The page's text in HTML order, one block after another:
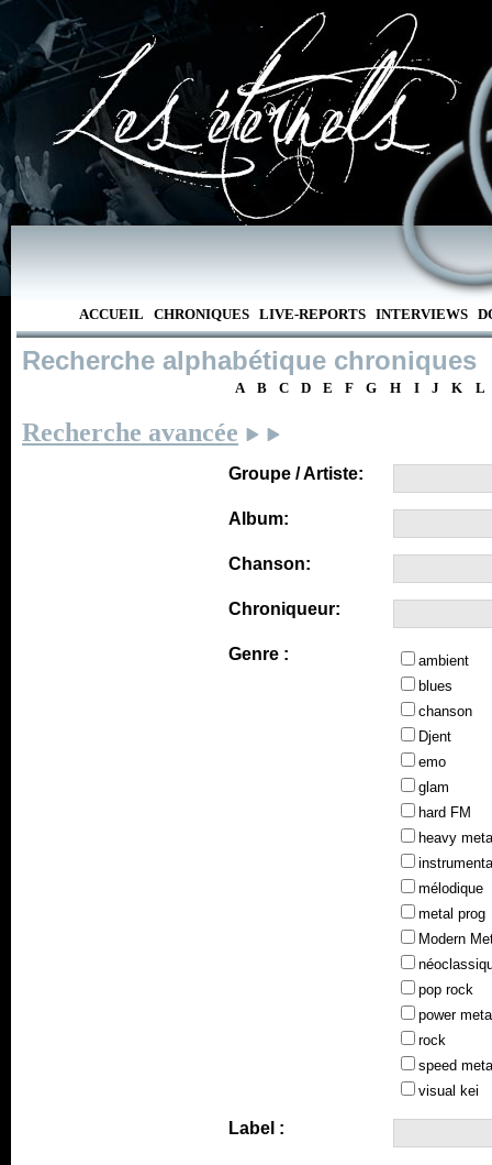
ACCUEIL CHRONIQUES LIVE-REPORTS INTERVIEWS
Recherche alphabétique chroniques
A B C D E F G H I J K L
Recherche avancée
Groupe / Artiste:
Album:
Chanson:
Chroniqueur:
Genre :
ambient
blues
chanson
Djent
emo
glam
hard FM
heavy
mélodique
metal prog
Modern
pop rock
power
rock
speed
visual kei
Label :